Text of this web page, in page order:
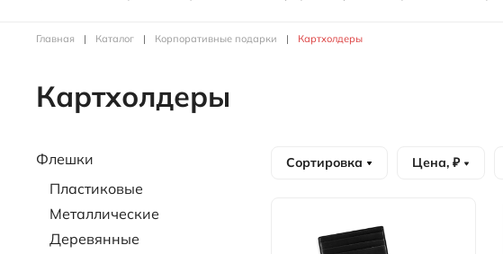
Главная Каталог Корпоративные подарки Картхолдеры
Картхолдеры
Флешки
Пластиковые
Металлические
Деревянные
Сортировка Цена, ₽